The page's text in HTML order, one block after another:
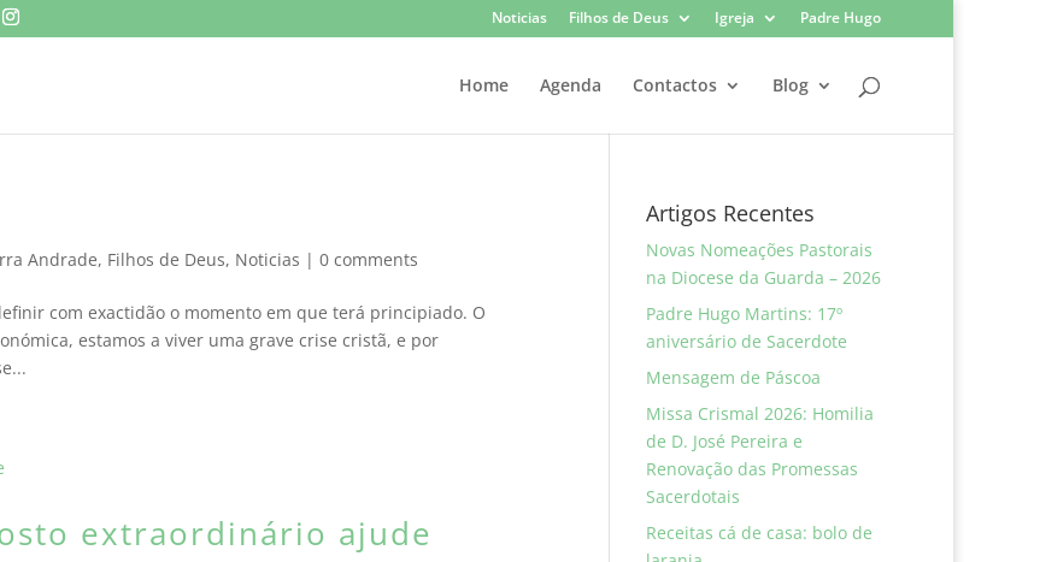
Noticias Filhos de Deus Igreja Padre Hugo
Home Agenda Contactos Blog
Andrade, Filhos de Deus, Noticias | 0 comments
com exactidão o momento em que terá principiado. O
estamos a viver uma grave crise cristã, e por
extraordinário ajude
Artigos Recentes
Novas Nomeações Pastorais
na Diocese da Guarda – 2026
Padre Hugo Martins: 17º
aniversário de Sacerdote
Mensagem de Páscoa
Missa Crismal 2026: Homilia
de D. José Pereira e
Renovação das Promessas
Sacerdotais
Receitas cá de casa: bolo de